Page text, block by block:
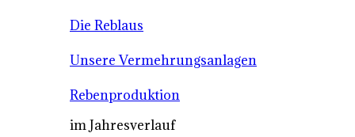
Die Reblaus
Unsere Vermehrungsanlagen
Rebenproduktion
im Jahresverlauf